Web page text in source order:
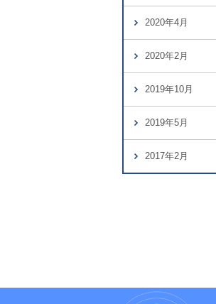
2020年4月
2020年2月
2019年10月
2019年5月
2017年2月